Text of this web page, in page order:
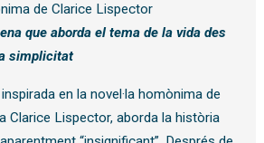
de Clarice Lispector
que aborda el tema de la vida des
simplicitat
inspirada en la novel·la homònima de
Clarice Lispector, aborda la història